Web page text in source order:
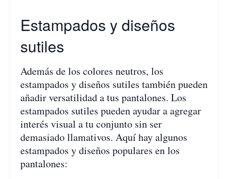
Estampados y diseños
sutiles
Además de los colores neutros, los
estampados y diseños sutiles también pueden
añadir versatilidad a tus pantalones. Los
estampados sutiles pueden ayudar a agregar
interés visual a tu conjunto sin ser
demasiado llamativos. Aquí hay algunos
estampados y diseños populares en los
pantalones: